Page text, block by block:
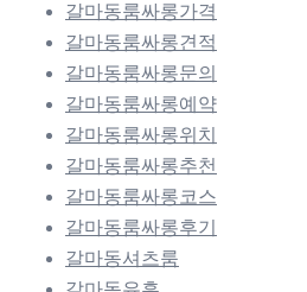
갈마동룸싸롱가격
갈마동룸싸롱견적
갈마동룸싸롱문의
갈마동룸싸롱예약
갈마동룸싸롱위치
갈마동룸싸롱추천
갈마동룸싸롱코스
갈마동룸싸롱후기
갈마동셔츠룸